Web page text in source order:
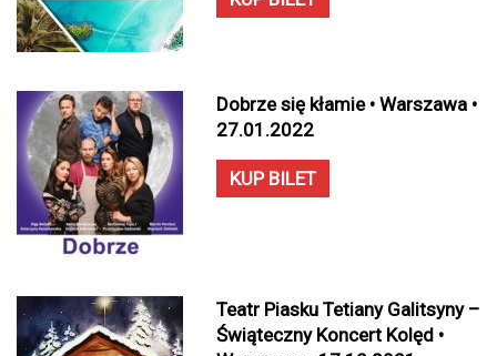
Dobrze się kłamie • Warszawa •
27.01.2022
KUP BILET
Teatr Piasku Tetiany Galitsyny –
Świąteczny Koncert Kolęd •